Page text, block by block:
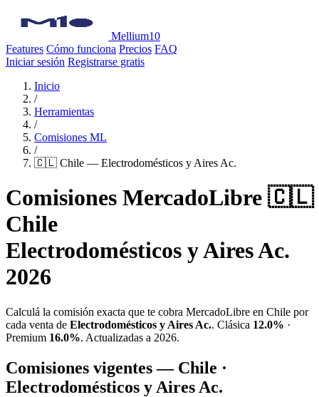
Mellium10
Features Cómo funciona Precios FAQ
Iniciar sesión Registrarse gratis
Inicio
/
Herramientas
/
Comisiones ML
/
🇨🇱 Chile — Electrodomésticos y Aires Ac.
Comisiones MercadoLibre 🇨🇱
Chile
Electrodomésticos y Aires Ac.
2026
Calculá la comisión exacta que te cobra MercadoLibre en Chile por
cada venta de Electrodomésticos y Aires Ac.. Clásica 12.0% ·
Premium 16.0%. Actualizadas a 2026.
Comisiones vigentes — Chile ·
Electrodomésticos y Aires Ac.